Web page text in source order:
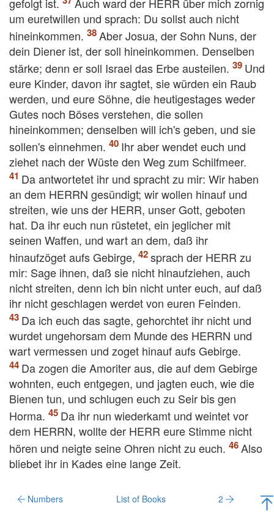
um euretwillen und sprach: Du sollst auch nicht
hineinkommen.
Aber Josua, der Sohn Nuns, der
dein Diener ist, der soll hineinkommen. Denselben
stärke; denn er soll Israel das Erbe austeilen.
Und
eure Kinder, davon ihr sagtet, sie würden ein Raub
werden, und eure Söhne, die heutigestages weder
Gutes noch Böses verstehen, die sollen
hineinkommen; denselben will ich's geben, und sie
sollen's einnehmen.
Ihr aber wendet euch und
ziehet nach der Wüste den Weg zum Schilfmeer.
Da antwortetet ihr und spracht zu mir: Wir haben
an dem HERRN gesündigt; wir wollen hinauf und
streiten, wie uns der HERR, unser Gott, geboten
hat. Da ihr euch nun rüstetet, ein jeglicher mit
seinen Waffen, und wart an dem, daß ihr
hinaufzöget aufs Gebirge,
sprach der HERR zu
mir: Sage ihnen, daß sie nicht hinaufziehen, auch
nicht streiten, denn ich bin nicht unter euch, auf daß
ihr nicht geschlagen werdet von euren Feinden.
Da ich euch das sagte, gehorchtet ihr nicht und
wurdet ungehorsam dem Munde des HERRN und
wart vermessen und zoget hinauf aufs Gebirge.
Da zogen die Amoriter aus, die auf dem Gebirge
wohnten, euch entgegen, und jagten euch, wie die
Bienen tun, und schlugen euch zu Seir bis gen
Horma.
Da ihr nun wiederkamt und weintet vor
dem HERRN, wollte der HERR eure Stimme nicht
hören und neigte seine Ohren nicht zu euch.
Also
bliebet ihr in Kades eine lange Zeit.
Numbers List of Books 2